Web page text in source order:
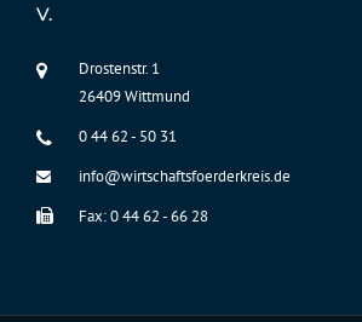
V.
Drostenstr. 1
26409 Wittmund
0 44 62 - 50 31
info@wirtschaftsfoerderkreis.de
Fax: 0 44 62 - 66 28